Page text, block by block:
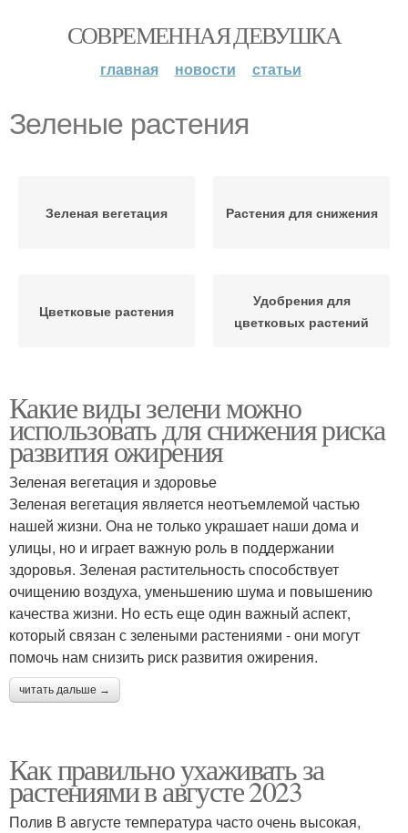
СОВРЕМЕННАЯ ДЕВУШКА
главная новости статьи
Зеленые растения
Зеленая вегетация Растения для снижения
Цветковые растения
Удобрения для
цветковых растений
Какие виды зелени можно
использовать для снижения риска
развития ожирения
Зеленая вегетация и здоровье
Зеленая вегетация является неотъемлемой частью
нашей жизни. Она не только украшает наши дома и
улицы, но и играет важную роль в поддержании
здоровья. Зеленая растительность способствует
очищению воздуха, уменьшению шума и повышению
качества жизни. Но есть еще один важный аспект,
который связан с зелеными растениями - они могут
помочь нам снизить риск развития ожирения.
читать дальше →
Как правильно ухаживать за
растениями в августе 2023
Полив В августе температура часто очень высокая,